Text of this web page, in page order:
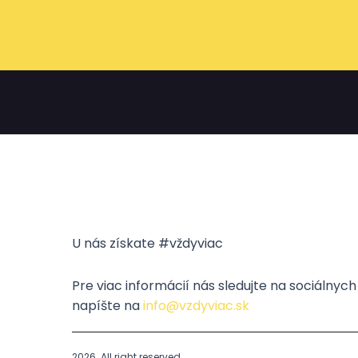
U nás získate #vždyviac
Pre viac informácií nás sledujte na
napíšte nainfo@vzdyviac.sk